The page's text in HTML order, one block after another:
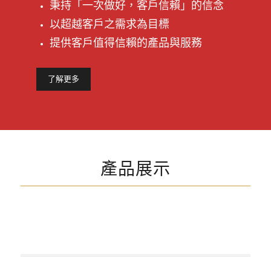
秉持「一次做好，客戶信賴」的信念
以超越客戶之需求為目標
提供客戶值得信賴的產品與服務
了解更多
產品展示